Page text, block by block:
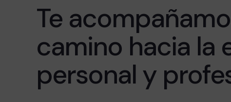
Te
camino hacia la
personal y